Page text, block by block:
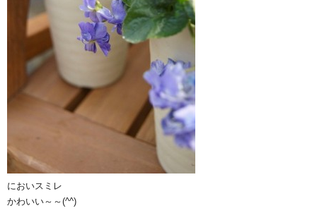
においスミレ
かわいい～～(^^)